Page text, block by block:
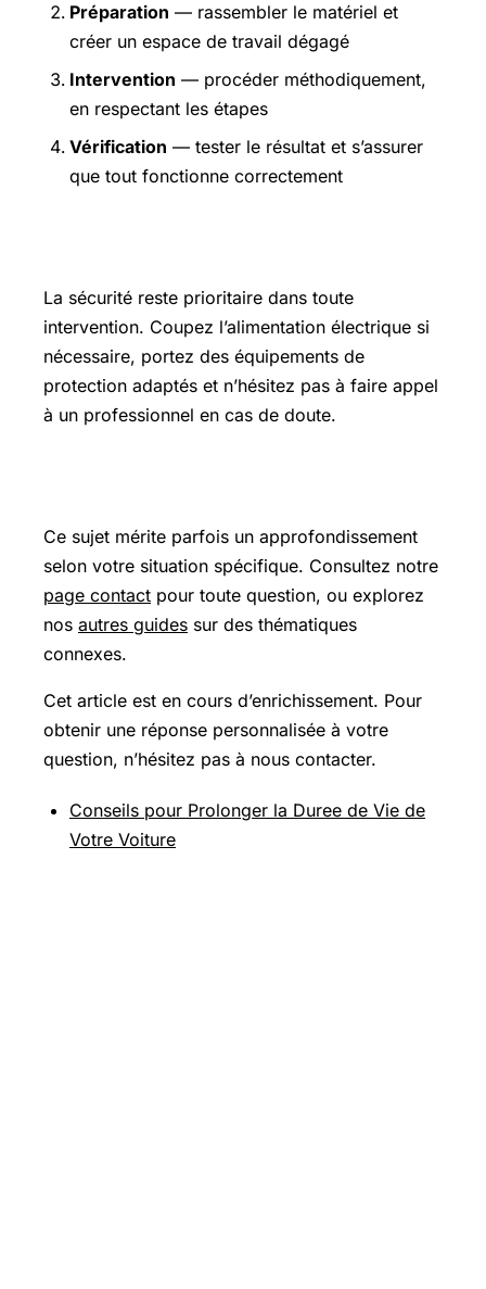
Préparation — rassembler le matériel et
créer un espace de travail dégagé
Intervention — procéder méthodiquement,
en respectant les étapes
Vérification — tester le résultat et s’assurer
que tout fonctionne correctement
La sécurité reste prioritaire dans toute
intervention. Coupez l’alimentation électrique si
nécessaire, portez des équipements de
protection adaptés et n’hésitez pas à faire appel
à un professionnel en cas de doute.
Ce sujet mérite parfois un approfondissement
selon votre situation spécifique. Consultez notre
page contact pour toute question, ou explorez
nos autres guides sur des thématiques
connexes.
Cet article est en cours d’enrichissement. Pour
obtenir une réponse personnalisée à votre
question, n’hésitez pas à nous contacter.
Conseils pour Prolonger la Duree de Vie de
Votre Voiture